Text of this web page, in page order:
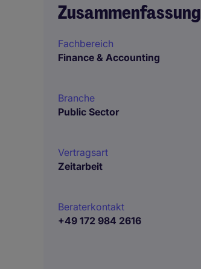
Zusammenfassung
Fachbereich
Finance & Accounting
Branche
Public Sector
Vertragsart
Zeitarbeit
Beraterkontakt
+49 172 984 2616